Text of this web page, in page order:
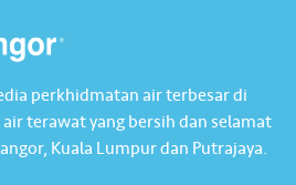
perkhidmatan air terbesar di
terawat yang bersih dan selamat
Kuala Lumpur dan Putrajaya.